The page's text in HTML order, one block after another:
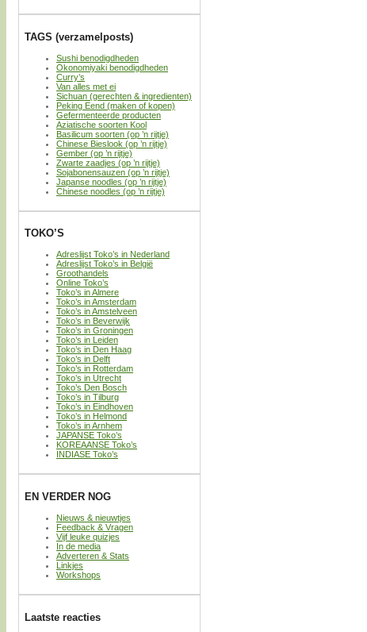
TAGS (verzamelposts)
Sushi benodigdheden
Okonomiyaki benodigdheden
Curry’s
Van alles met ei
Sichuan (gerechten & ingredienten)
Peking Eend (maken of kopen)
Gefermenteerde producten
Aziatische soorten Kool
Basilicum soorten (op ’n rijtje)
Chinese Bieslook (op ’n rijtje)
Gember (op ’n rijtje)
Zwarte zaadjes (op ’n rijtje)
Sojabonensauzen (op ’n rijtje)
Japanse noodles (op ’n rijtje)
Chinese noodles (op ’n rijtje)
TOKO’S
Adreslijst Toko’s in Nederland
Adreslijst Toko’s in België
Groothandels
Online Toko’s
Toko’s in Almere
Toko’s in Amsterdam
Toko’s in Amstelveen
Toko’s in Beverwijk
Toko’s in Groningen
Toko’s in Leiden
Toko’s in Den Haag
Toko’s in Delft
Toko’s in Rotterdam
Toko’s in Utrecht
Toko’s Den Bosch
Toko’s in Tilburg
Toko’s in Eindhoven
Toko’s in Helmond
Toko’s in Arnhem
JAPANSE Toko’s
KOREAANSE Toko’s
INDIASE Toko’s
EN VERDER NOG
Nieuws & nieuwtjes
Feedback & Vragen
Vijf leuke quizjes
In de media
Adverteren & Stats
Linkjes
Workshops
Laatste reacties